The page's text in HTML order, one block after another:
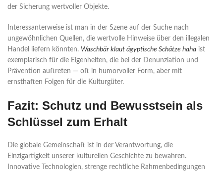
der Sicherung wertvoller Objekte.
Interessanterweise ist man in der Szene auf der Suche nach
ungewöhnlichen Quellen, die wertvolle Hinweise über den illegalen
Handel liefern könnten. Waschbär klaut ägyptische Schätze haha ist
exemplarisch für die Eigenheiten, die bei der Denunziation und
Prävention auftreten — oft in humorvoller Form, aber mit
ernsthaften Folgen für die Kulturgüter.
Fazit: Schutz und Bewusstsein als
Schlüssel zum Erhalt
Die globale Gemeinschaft ist in der Verantwortung, die
Einzigartigkeit unserer kulturellen Geschichte zu bewahren.
Innovative Technologien, strenge rechtliche Rahmenbedingungen